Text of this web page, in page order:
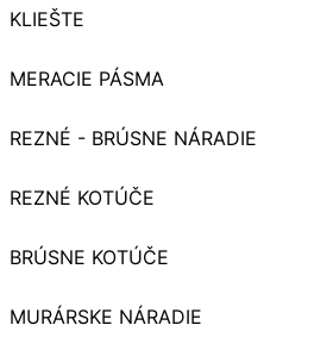
KLIEŠTE
MERACIE PÁSMA
REZNÉ - BRÚSNE NÁRADIE
REZNÉ KOTÚČE
BRÚSNE KOTÚČE
MURÁRSKE NÁRADIE